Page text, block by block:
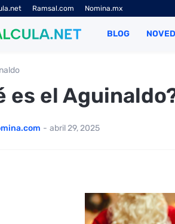
Ramsal.com Nomina.mx
BLOG
es el
- abril 29, 2025